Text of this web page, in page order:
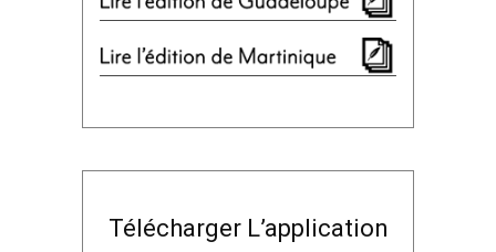
Télécharger L’application